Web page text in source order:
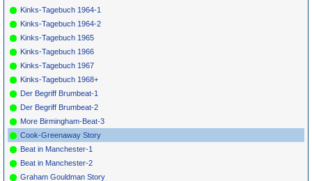
Kinks-Tagebuch 1964-1
Kinks-Tagebuch 1964-2
Kinks-Tagebuch 1965
Kinks-Tagebuch 1966
Kinks-Tagebuch 1967
Kinks-Tagebuch 1968+
Der Begriff Brumbeat-1
Der Begriff Brumbeat-2
More Birmingham-Beat-3
Cook-Greenaway Story
Beat in Manchester-1
Beat in Manchester-2
Graham Gouldman Story